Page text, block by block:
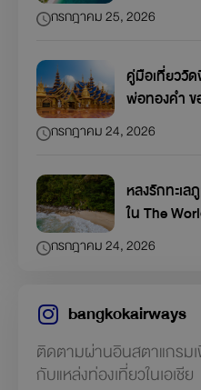
กรกฎาคม 25, 2026
คู่มือเที่ยววั
พ่อทองคำ ข
กรกฎาคม 24, 2026
หลงรักทะเ
ใน The
กรกฎาคม 24, 2026
bangkokairways
ติดตามผ่านอินสตาแกรม
กับแหล่งท่องเที่ยวในเอเชีย